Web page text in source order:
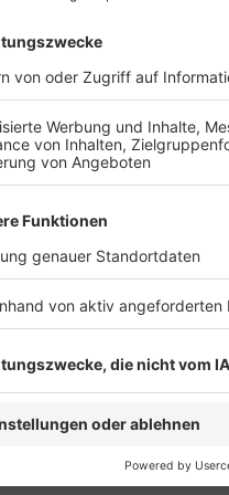
Geplant sind
Sanierung des
Gewerbe- und
Ausbau von
die geplante
Anzeige